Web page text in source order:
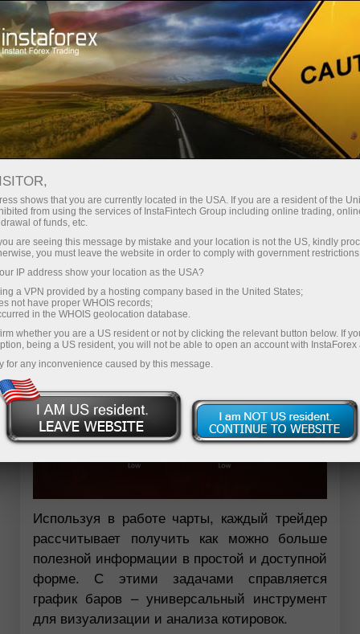
Начинающим
График баров (Open-High-Low-Close)
22.12.2022 15:42
График баров (Open-High-Low-Close)
Используя в работе чарты, каждый трейдер
рассчитывает получить как можно больше
полезной информации в простой и доступной
форме. С этими задачами справляется
график баров – универсальный инструмент
для визуализации и анализа котировок.
shows that you are currently located in the USA. If you are a resident of the
from using the services of InstaFintech Group including online trading,
of funds, etc.
are seeing this message by mistake and your location is not the US, kindly
you must leave the website in order to comply with government
IP address show your location as the USA?
a VPN provided by a hosting company based in the United States;
not have proper WHOIS records;
in the WHOIS geolocation database.
whether you are a US resident or not by clicking the relevant button below. If
being a US resident, you will not be able to open an account with InstaForex
for any inconvenience caused by this message.